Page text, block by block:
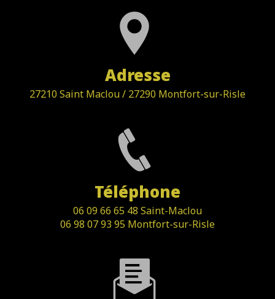
Adresse
27210 Saint Maclou / 27290 Montfort-sur-Risle
Téléphone
06 09 66 65 48 Saint-Maclou
06 98 07 93 95 Montfort-sur-Risle